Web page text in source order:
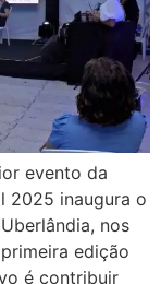
evento da
2025 inaugura o
nos
edição
é contribuir